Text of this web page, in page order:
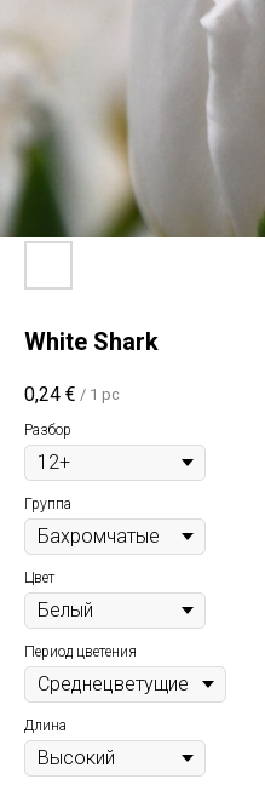
White Shark
0,24 € / 1 pc
Разбор
Группа
Цвет
Период цветения
Длина